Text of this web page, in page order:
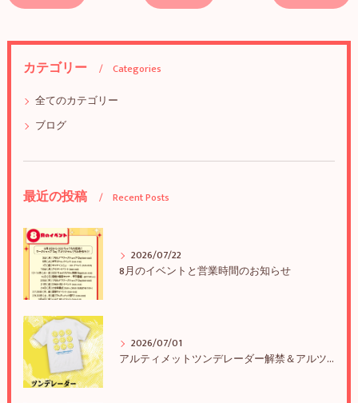
カテゴリー
Categories
全てのカテゴリー
ブログ
最近の投稿 Recent Posts
2026/07/22
8月のイベントと営業時間のお知らせ
2026/07/01
アルティメットツンデレーダー解禁＆アルツンBIGTEE販売のお知らせ